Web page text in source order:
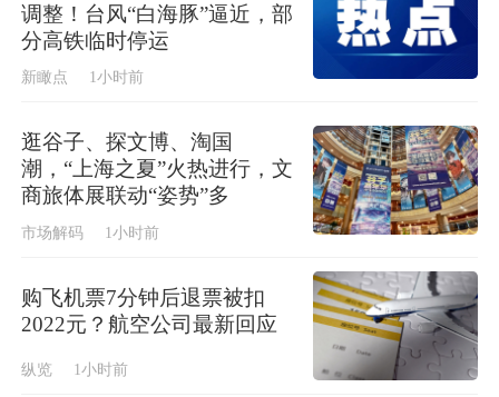
调整！台风“白海豚”逼近，部
分高铁临时停运
新瞰点 1小时前
逛谷子、探文博、淘国
潮，“上海之夏”火热进行，文
商旅体展联动“姿势”多
市场解码 1小时前
购飞机票7分钟后退票被扣
2022元？航空公司最新回应
纵览 1小时前